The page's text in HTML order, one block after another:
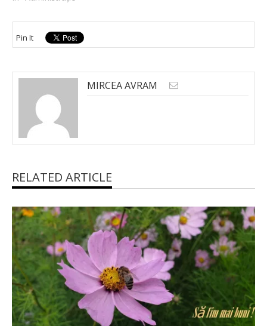
Pin It
MIRCEA AVRAM
RELATED ARTICLE